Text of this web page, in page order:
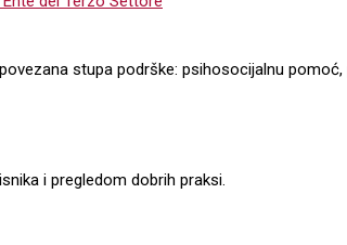
stupa podrške: psihosocijalnu
i pregledom dobrih praksi.